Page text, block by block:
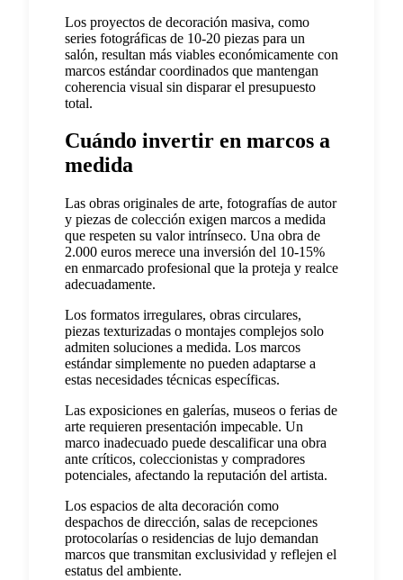
Los proyectos de decoración masiva, como
series fotográficas de 10-20 piezas para un
salón, resultan más viables económicamente con
marcos estándar coordinados que mantengan
coherencia visual sin disparar el presupuesto
total.
Cuándo invertir en marcos a
medida
Las obras originales de arte, fotografías de autor
y piezas de colección exigen marcos a medida
que respeten su valor intrínseco. Una obra de
2.000 euros merece una inversión del 10-15%
en enmarcado profesional que la proteja y realce
adecuadamente.
Los formatos irregulares, obras circulares,
piezas texturizadas o montajes complejos solo
admiten soluciones a medida. Los marcos
estándar simplemente no pueden adaptarse a
estas necesidades técnicas específicas.
Las exposiciones en galerías, museos o ferias de
arte requieren presentación impecable. Un
marco inadecuado puede descalificar una obra
ante críticos, coleccionistas y compradores
potenciales, afectando la reputación del artista.
Los espacios de alta decoración como
despachos de dirección, salas de recepciones
protocolarías o residencias de lujo demandan
marcos que transmitan exclusividad y reflejen el
estatus del ambiente.